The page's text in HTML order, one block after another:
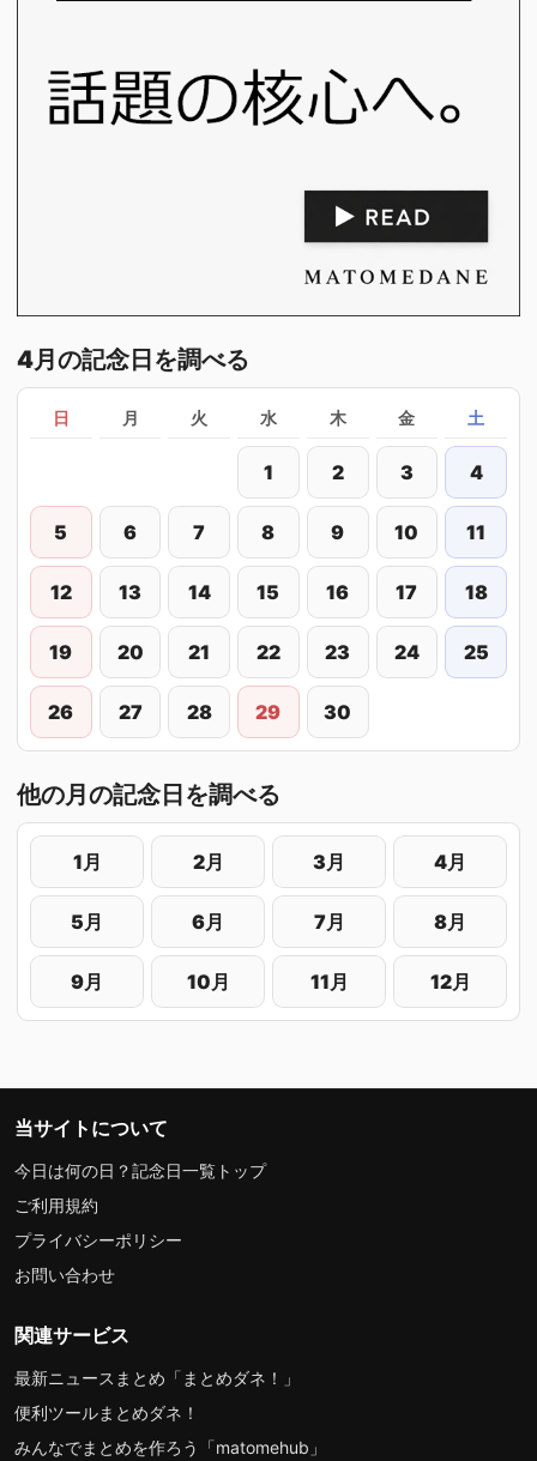
4月の記念日を調べる
日 月 火 水 木 金 土
1 2 3 4
5 6 7 8 9 10 11
12 13 14 15 16 17 18
19 20 21 22 23 24 25
26 27 28 29 30
他の月の記念日を調べる
1月 2月 3月 4月
5月 6月 7月 8月
9月 10月 11月 12月
当サイトについて
今日は何の日？記念日一覧トップ
ご利用規約
プライバシーポリシー
お問い合わせ
関連サービス
最新ニュースまとめ「まとめダネ！」
便利ツールまとめダネ！
みんなでまとめを作ろう「matomehub」